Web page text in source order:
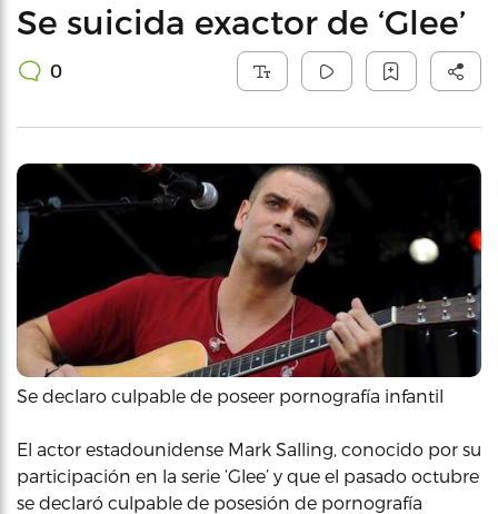
Se suicida exactor de ‘Glee’
0
Se declaro culpable de poseer pornografía infantil
El actor estadounidense Mark Salling, conocido por su
participación en la serie ‘Glee’ y que el pasado octubre
se declaró culpable de posesión de pornografía